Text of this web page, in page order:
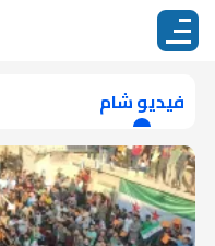
فيديو شام